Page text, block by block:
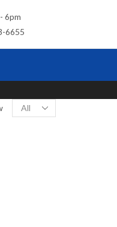
6pm
6655